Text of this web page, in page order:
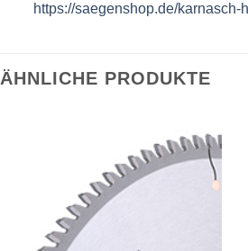
https://saegenshop.de/
ÄHNLICHE PRODUKTE